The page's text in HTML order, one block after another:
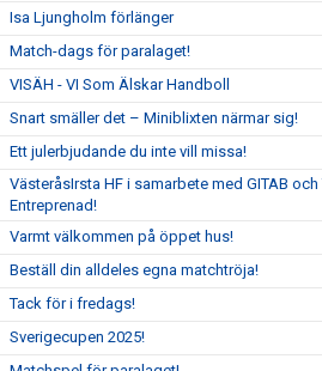
Isa Ljungholm förlänger
Match-dags för paralaget!
VISÄH - VI Som Älskar Handboll
Snart smäller det – Miniblixten närmar sig!
Ett julerbjudande du inte vill missa!
VästeråsIrsta HF i samarbete med GITAB och
Entreprenad!
Varmt välkommen på öppet hus!
Beställ din alldeles egna matchtröja!
Tack för i fredags!
Sverigecupen 2025!